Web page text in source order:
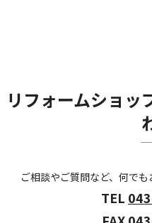
リフォームショッ
ご相談やご質問など、何でも
TEL